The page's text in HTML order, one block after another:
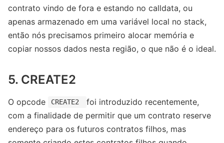
contrato vindo de fora e estando no calldata, ou
apenas armazenado em uma variável local no stack,
então nós precisamos primeiro alocar memória e
copiar nossos dados nesta região, o que não é o ideal.
5. CREATE2
O opcode CREATE2
foi introduzido recentemente,
com a finalidade de permitir que um contrato reserve
endereço para os futuros contratos filhos, mas